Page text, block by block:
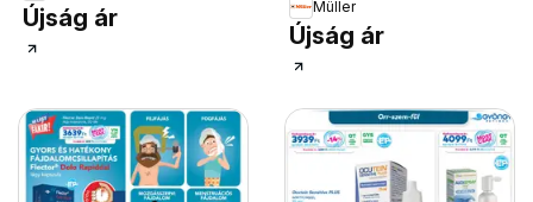
Újság ár
Müller
Újság ár